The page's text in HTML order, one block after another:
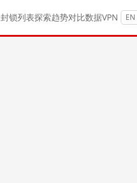
封锁列表探索趋势对比数据VPN EN